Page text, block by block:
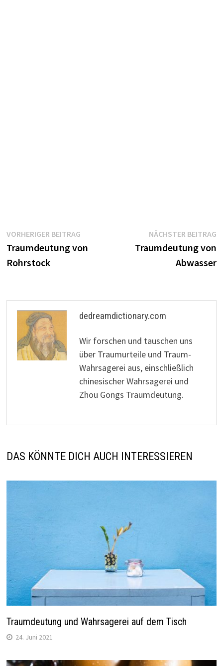
Beitragsnavigation
VORHERIGER BEITRAGVorheriger
Beitrag:
Traumdeutung von
Rohrstock
NÄCHSTER BEITRAG
Traumdeutung von
Abwasser
dedreamdictionary.com
Wir forschen und tauschen uns
über Traumurteile und Traum-
Wahrsagerei aus, einschließlich
chinesischer Wahrsagerei und
Zhou Gongs Traumdeutung.
DAS KÖNNTE DICH AUCH INTERESSIEREN
Traumdeutung und Wahrsagerei auf dem Tisch
24. Juni 2021